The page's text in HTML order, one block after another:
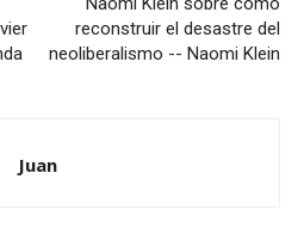
reconstruir el desastre del
neoliberalismo -- Naomi Klein
Juan